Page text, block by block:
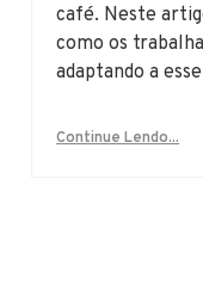
café. Neste
como os
adaptando a
Continue Lendo...